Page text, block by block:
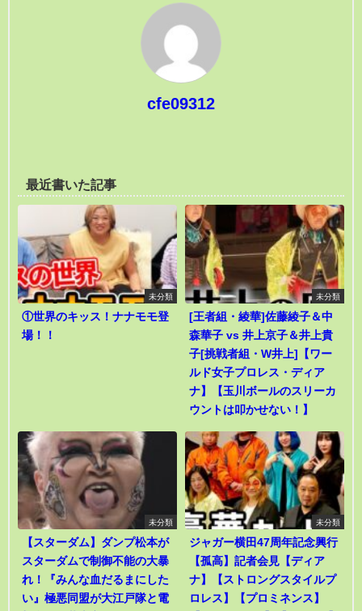
cfe09312
最近書いた記事
未分類
①世界のキッス！ナナモモ登
場！！
未分類
[王者組・綾華]佐藤綾子＆中
森華子 vs 井上京子＆井上貴
子[挑戦者組・W井上]【ワー
ルド女子プロレス・ディア
ナ】【玉川ボールのスリーカ
ウントは叩かせない！】
未分類
【スターダム】ダンプ松本が
スターダムで制御不能の大暴
れ！『みんな血だるまにした
い』極悪同盟が大江戸隊と電
未分類
ジャガー横田47周年記念興行
【孤高】記者会見【ディア
ナ】【ストロングスタイルプ
ロレス】【プロミネンス】